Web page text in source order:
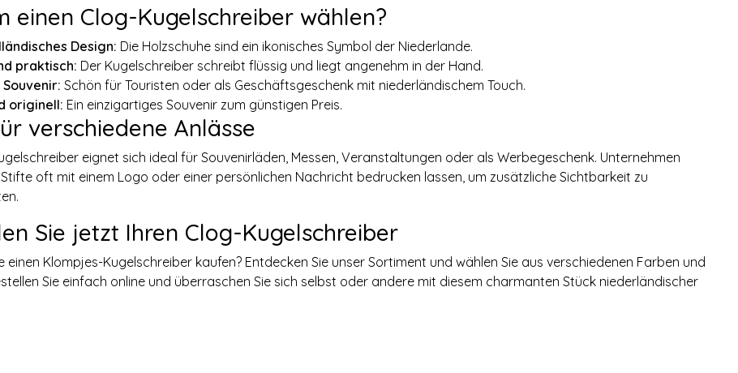
einen Clog-Kugelschreiber wählen?
Design: Die Holzschuhe sind ein ikonisches Symbol der Niederlande.
praktisch: Der Kugelschreiber schreibt flüssig und liegt angenehm in der Hand.
Schön für Touristen oder als Geschäftsgeschenk mit niederländischem Touch.
originell: Ein einzigartiges Souvenir zum günstigen Preis.
verschiedene Anlässe
eignet sich ideal für Souvenirläden, Messen, Veranstaltungen oder als Werbegeschenk. Unternehmen
oft mit einem Logo oder einer persönlichen Nachricht bedrucken lassen, um zusätzliche Sichtbarkeit zu
Sie jetzt Ihren Clog-Kugelschreiber
einen Klompjes-Kugelschreiber kaufen? Entdecken Sie unser Sortiment und wählen Sie aus verschiedenen Farben und
Sie einfach online und überraschen Sie sich selbst oder andere mit diesem charmanten Stück niederländischer